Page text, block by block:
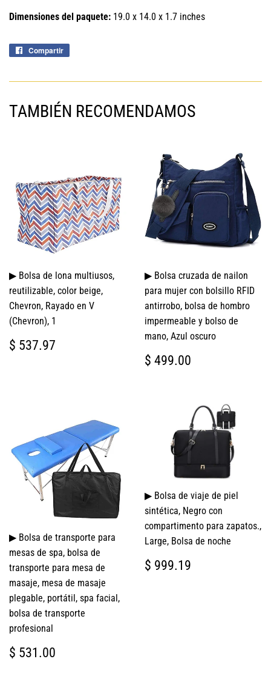
Dimensiones del paquete: 19.0 x 14.0 x 1.7 inches
Compartir
TAMBIÉN RECOMENDAMOS
▶ Bolsa de lona multiusos,
reutilizable, color beige,
Chevron, Rayado en V
(Chevron), 1
PRECIO
HABITUAL
$ 537.97
▶ Bolsa cruzada de nailon
para mujer con bolsillo RFID
antirrobo, bolsa de hombro
impermeable y bolso de
mano, Azul oscuro
PRECIO
HABITUAL
$ 499.00
▶ Bolsa de transporte para
mesas de spa, bolsa de
transporte para mesa de
masaje, mesa de masaje
plegable, portátil, spa facial,
bolsa de transporte
profesional
PRECIO
HABITUAL
$ 531.00
▶ Bolsa de viaje de piel
sintética, Negro con
compartimento para zapatos.,
Large, Bolsa de noche
PRECIO
HABITUAL
$ 999.19